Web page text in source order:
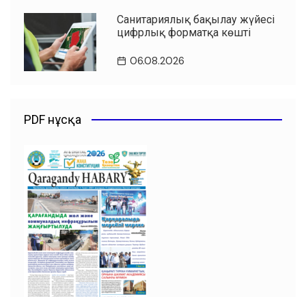
Санитариялық бақылау жүйесі
цифрлық форматқа көшті
06.08.2026
PDF нұсқа